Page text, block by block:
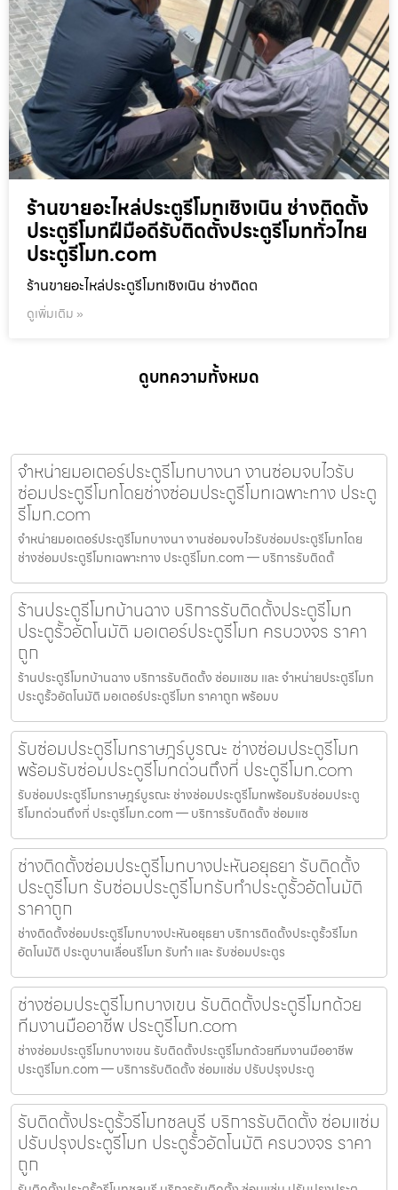
ร้านขายอะไหล่ประตูรีโมทเชิงเนิน ช่างติดตั้ง
ประตูรีโมทฝีมือดีรับติดตั้งประตูรีโมททั่วไทย
ประตูรีโมท.com
ร้านขายอะไหล่ประตูรีโมทเชิงเนิน ช่างติดต
ดูเพิ่มเติม »
ดูบทความทั้งหมด
จำหน่ายมอเตอร์ประตูรีโมทบางนา งานซ่อมจบไวรับ
ซ่อมประตูรีโมทโดยช่างซ่อมประตูรีโมทเฉพาะทาง ประตู
รีโมท.com
จำหน่ายมอเตอร์ประตูรีโมทบางนา งานซ่อมจบไวรับซ่อมประตูรีโมทโดย
ช่างซ่อมประตูรีโมทเฉพาะทาง ประตูรีโมท.com — บริการรับติดตั้
ร้านประตูรีโมทบ้านฉาง บริการรับติดตั้งประตูรีโมท
ประตูรั้วอัตโนมัติ มอเตอร์ประตูรีโมท ครบวงจร ราคา
ถูก
ร้านประตูรีโมทบ้านฉาง บริการรับติดตั้ง ซ่อมแซม และ จำหน่ายประตูรีโมท
ประตูรั้วอัตโนมัติ มอเตอร์ประตูรีโมท ราคาถูก พร้อมบ
รับซ่อมประตูรีโมทราษฎร์บูรณะ ช่างซ่อมประตูรีโมท
พร้อมรับซ่อมประตูรีโมทด่วนถึงที่ ประตูรีโมท.com
รับซ่อมประตูรีโมทราษฎร์บูรณะ ช่างซ่อมประตูรีโมทพร้อมรับซ่อมประตู
รีโมทด่วนถึงที่ ประตูรีโมท.com — บริการรับติดตั้ง ซ่อมแซ
ช่างติดตั้งซ่อมประตูรีโมทบางปะหันอยุธยา รับติดตั้ง
ประตูรีโมท รับซ่อมประตูรีโมทรับทำประตูรั้วอัตโนมัติ
ราคาถูก
ช่างติดตั้งซ่อมประตูรีโมทบางปะหันอยุธยา บริการติดตั้งประตูรั้วรีโมท
อัตโนมัติ ประตูบานเลื่อนรีโมท รับทำ และ รับซ่อมประตูร
ช่างซ่อมประตูรีโมทบางเขน รับติดตั้งประตูรีโมทด้วย
ทีมงานมืออาชีพ ประตูรีโมท.com
ช่างซ่อมประตูรีโมทบางเขน รับติดตั้งประตูรีโมทด้วยทีมงานมืออาชีพ
ประตูรีโมท.com — บริการรับติดตั้ง ซ่อมแซ่ม ปรับปรุงประตู
รับติดตั้งประตูรั้วรีโมทชลบุรี บริการรับติดตั้ง ซ่อมแซ่ม
ปรับปรุงประตูรีโมท ประตูรั้วอัตโนมัติ ครบวงจร ราคา
ถูก